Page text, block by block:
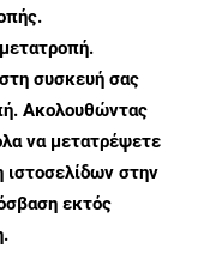
συσκευή σας
Ακολουθώντας
να μετατρέψετε
ιστοσελίδων στην
εκτός